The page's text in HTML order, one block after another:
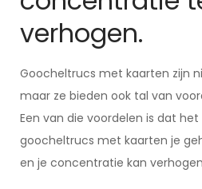
verhogen.
Goocheltrucs met kaarten zijn
maar ze bieden ook tal van
Een van die voordelen is dat
goocheltrucs met kaarten je
en je concentratie kan